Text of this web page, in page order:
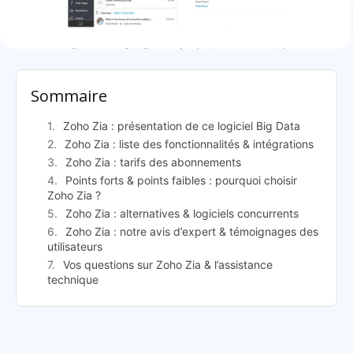
Sommaire
Zoho Zia : présentation de ce logiciel Big Data
Zoho Zia : liste des fonctionnalités & intégrations
Zoho Zia : tarifs des abonnements
Points forts & points faibles : pourquoi choisir
Zoho Zia ?
Zoho Zia : alternatives & logiciels concurrents
Zoho Zia : notre avis d’expert & témoignages des
utilisateurs
Vos questions sur Zoho Zia & l’assistance
technique